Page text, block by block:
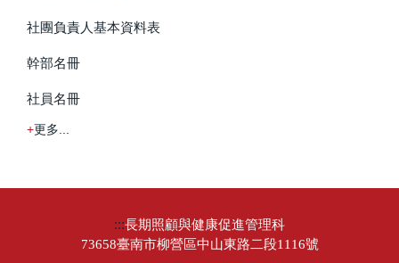
社團負責人基本資料表
幹部名冊
社員名冊
更多...
:::長期照顧與健康促進管理科
73658臺南市柳營區中山東路二段1116號